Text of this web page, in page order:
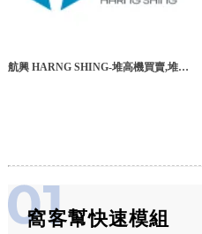
航興 HARNG SHING-堆高機買賣,堆高
窩客幫快速模組